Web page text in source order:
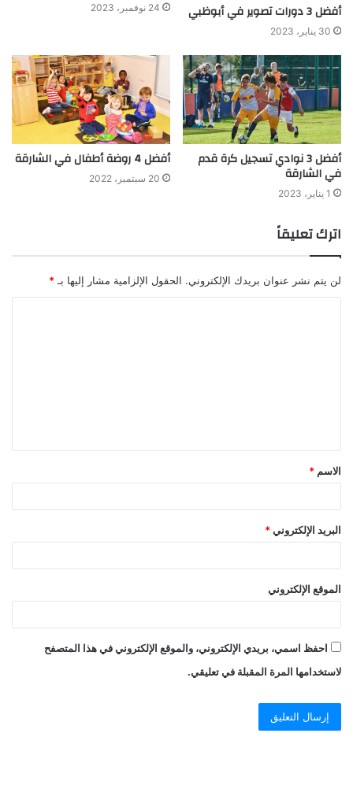
أفضل 3 دورات تصوير في أبوظبي
30 يناير، 2023
24 نوفمبر، 2023
أفضل 3 نوادي تسجيل كرة قدم
في الشارقة
1 يناير، 2023
أفضل 4 روضة أطفال في الشارقة
20 سبتمبر، 2022
اترك تعليقاً
لن يتم نشر عنوان بريدك الإلكتروني. الحقول الإلزامية مشار إليها بـ *
الاسم *
البريد الإلكتروني *
الموقع الإلكتروني
احفظ اسمي، بريدي الإلكتروني، والموقع الإلكتروني في هذا المتصفح
لاستخدامها المرة المقبلة في تعليقي.